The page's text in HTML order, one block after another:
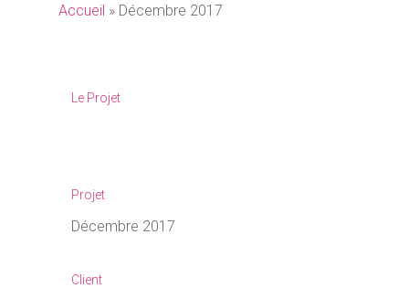
Accueil » Décembre 2017
Le Projet
Projet
Décembre 2017
Client